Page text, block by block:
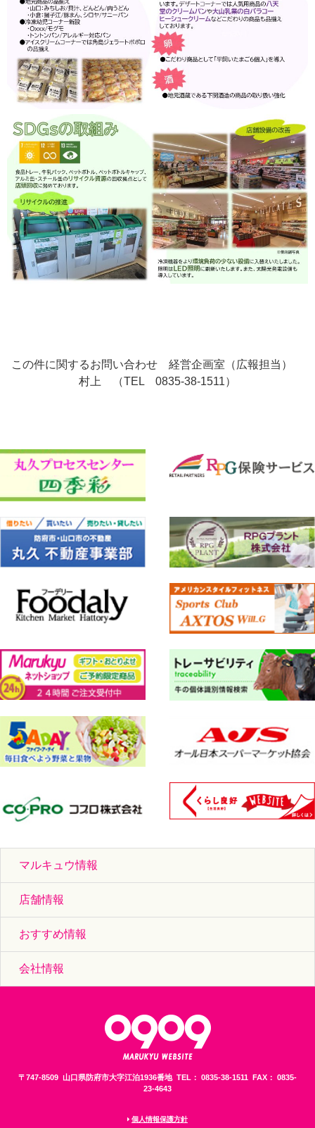
この件に関するお問い合わせ 経営企画室（広報担当）
村上 （TEL 0835-38-1511）
マルキュウ情報
店舗情報
おすすめ情報
会社情報
〒747-8509 山口県防府市大字江泊1936番地 TEL： 0835-38-1511 FAX： 0835-
23-4643
個人情報保護方針